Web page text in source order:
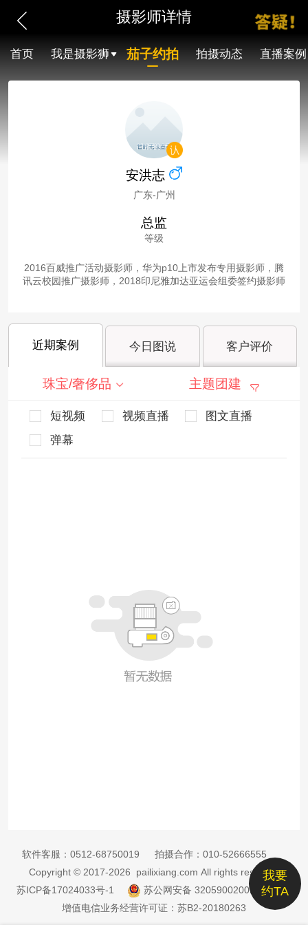
摄影师详情
首页 我是摄影狮 茄子约拍 拍摄动态 直播案例
安洪志
广东-广州
总监
等级
2016百威推广活动摄影师，华为p10上市发布专用摄影师，腾
讯云校园推广摄影师，2018印尼雅加达亚运会组委签约摄影师
近期案例 今日图说 客户评价
珠宝/奢侈品 主题团建
短视频 视频直播
图文直播
弹幕
我要
约TA
软件客服： 0512-68750019 拍摄合作： 010-52666555
Copyright © 2017-2026 pailixiang.com All rights reserved
苏ICP备17024033号-1
苏公网安备 32059002002885号
增值电信业务经营许可证：苏B2-20180263